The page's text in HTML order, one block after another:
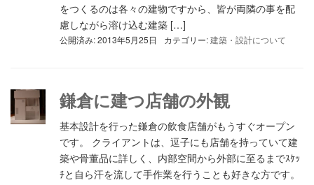
をつくるのは各々の建物ですから、皆が両隣の事を配
慮しながら溶け込む建築 […]
公開済み: 2013年5月25日 カテゴリー:建築・設計について
鎌倉に建つ店舗の外観
基本設計を行った鎌倉の飲食店舗がもうすぐオープン
です。 クライアントは、逗子にも店舗を持っていて建
築や骨董品に詳しく、内部空間から外部に至るまでｽｹｯ
ﾁと自ら汗を流して手作業を行うことも好きな方です。